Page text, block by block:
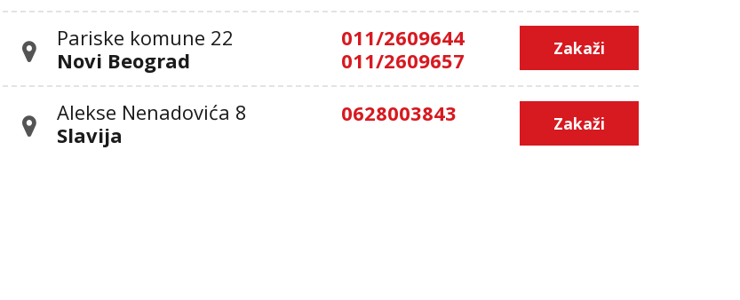
Pariske komune 22
Novi Beograd
011/2609644
011/2609657
Zakaži
Alekse Nenadovića 8
Slavija
0628003843 Zakaži